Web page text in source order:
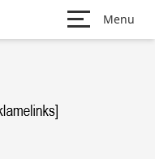
Menu